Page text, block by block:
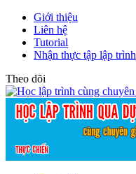
Giới thiệu
Liên hệ
Tutorial
Nhận thực tập lập trình
Theo dõi